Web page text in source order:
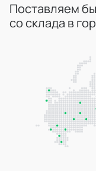
Поставляем
со склада в